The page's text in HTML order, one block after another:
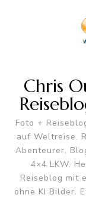
Chris
Foto +
auf Weltreise.
Abenteurer,
4×4 LKW.
Reiseblog mit
ohne KI Bilder.